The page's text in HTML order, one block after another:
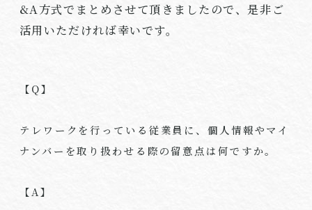
&A方式でまとめさせて頂きましたので、是非ご
活用いただければ幸いです。
【Q】
テレワークを行っている従業員に、個人情報やマイ
ナンバーを取り扱わせる際の留意点は何ですか。
【A】